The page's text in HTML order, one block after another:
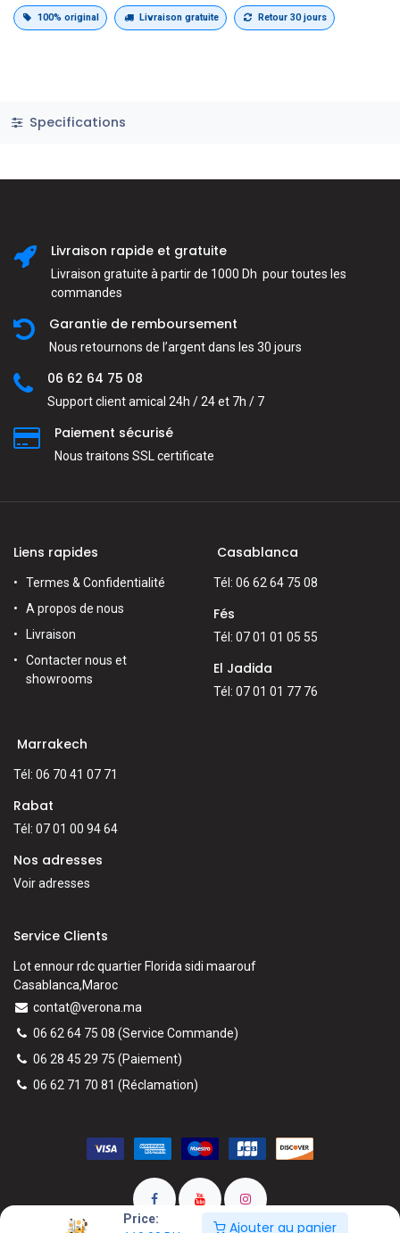
Price:
Ajouter au panier
100% original Livraison gratuite Retour 30 jours
Specifications
Livraison rapide et gratuite
Livraison gratuite à partir de 1000 Dh pour toutes les
commandes
Garantie de remboursement
Nous retournons de l’argent dans les 30 jours
06 62 64 75 08
Support client amical 24h / 24 et 7h / 7
Paiement sécurisé
Nous traitons SSL сertificate
Liens rapides
Termes & Confidentialité
A propos de nous
Livraison
Contacter nous et
showrooms
Casablanca
Tél: 06 62 64 75 08
Fés
Tél: 07 01 01 05 55
El Jadida
Tél: 07 01 01 77 76
Marrakech
Tél: 06 70 41 07 71
Rabat
Tél: 07 01 00 94 64
Nos adresses
Voir adresses
Service Clients
Lot ennour rdc quartier Florida sidi maarouf
Casablanca,Maroc
contat@verona.ma
06 62 64 75 08 (Service Commande)
06 28 45 29 75 (Paiement)
06 62 71 70 81 (Réclamation)